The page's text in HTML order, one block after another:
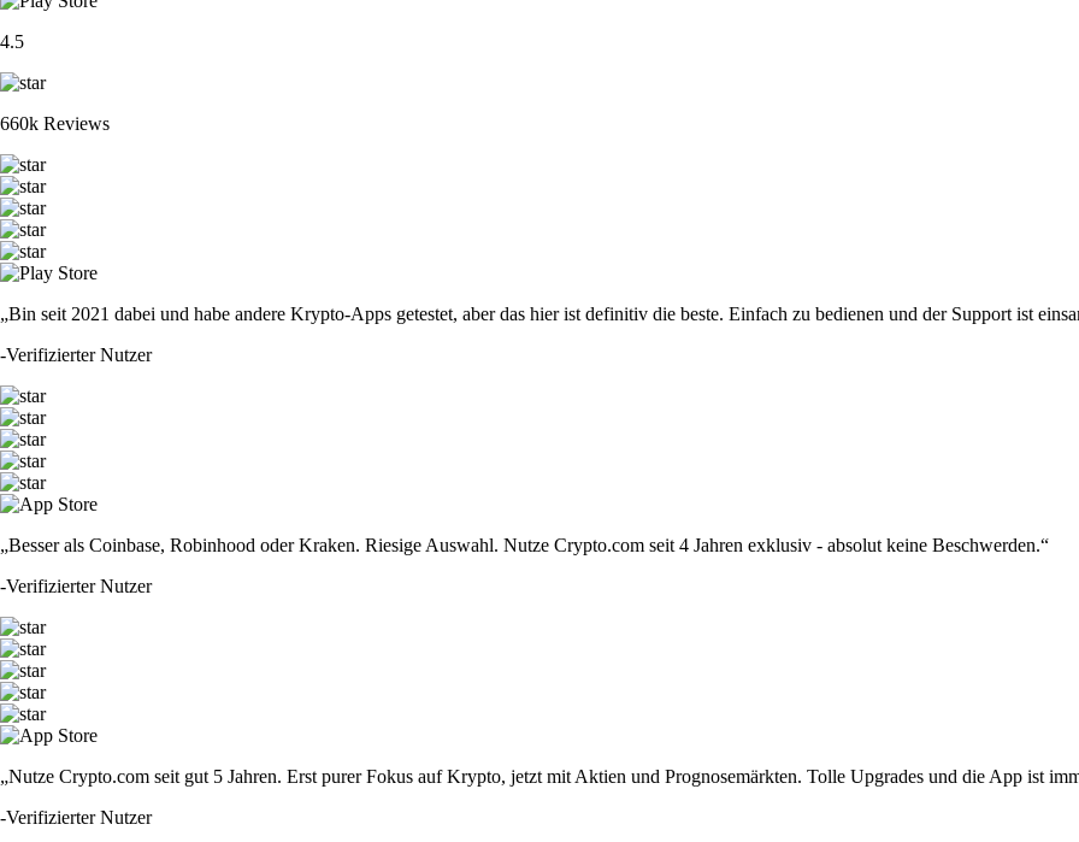
4.5
660k Reviews
„Bin seit 2021 dabei und habe andere Krypto-Apps getestet, aber das hier ist definitiv die beste. Einfach zu bedienen und der Support ist
-Verifizierter Nutzer
„Besser als Coinbase, Robinhood oder Kraken. Riesige Auswahl. Nutze Crypto.com seit 4 Jahren exklusiv - absolut keine Beschwerden.“
-Verifizierter Nutzer
„Nutze Crypto.com seit gut 5 Jahren. Erst purer Fokus auf Krypto, jetzt mit Aktien und Prognosemärkten. Tolle Upgrades und die App ist
-Verifizierter Nutzer